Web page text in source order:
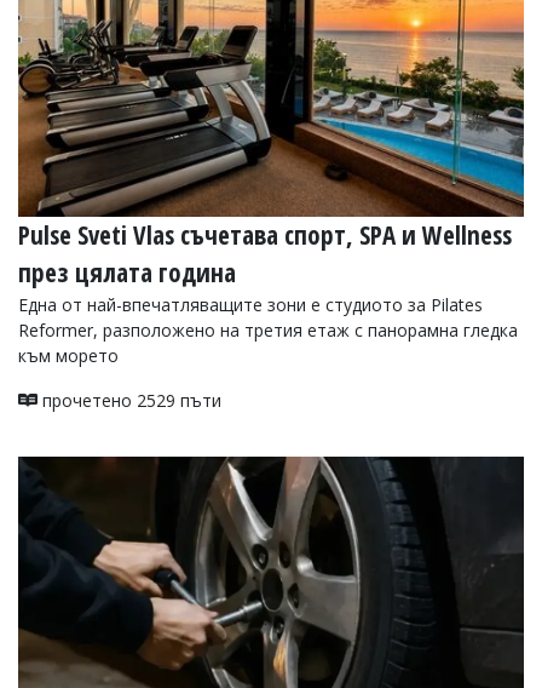
УКРАЙНА
СПОРТ
РАЗСЛЕДВАНЕ
БИЗНЕС
ЮГ
Управители:
Веселин
Василев,
email:
v.vasilev@flagman.bg
Катя
Касабова,
k.kassabova@flagman.bg
Главен
Иван
office@flagman.bg
Коментарите
под
се
въвеждат
от
Pulse Sveti Vlas съчетава спорт, SPA и Wellness
през цялата година
Една от най-впечатляващите зони е студиото за Pilates
Reformer, разположено на третия етаж с панорамна гледка
към морето
прочетено 2529 пъти